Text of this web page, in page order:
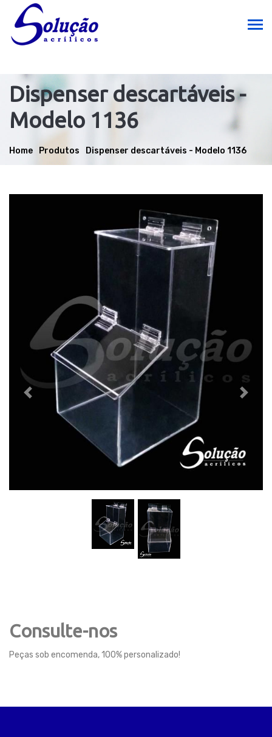
Dispenser descartáveis -
Modelo 1136
Home Produtos Dispenser descartáveis - Modelo 1136
Previous Next
Consulte-nos
Peças sob encomenda, 100% personalizado!